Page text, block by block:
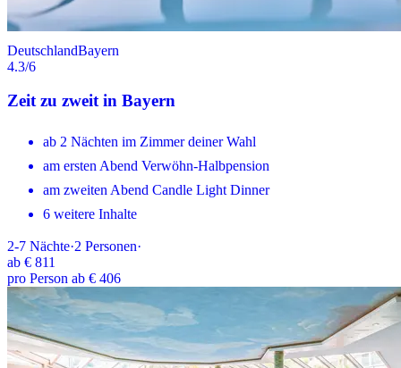
DeutschlandBayern
4.3/6
Zeit zu zweit in Bayern
ab 2 Nächten im Zimmer deiner Wahl
am ersten Abend Verwöhn-Halbpension
am zweiten Abend Candle Light Dinner
6 weitere Inhalte
2-7 Nächte·2 Personen·
ab € 811
pro Person ab € 406